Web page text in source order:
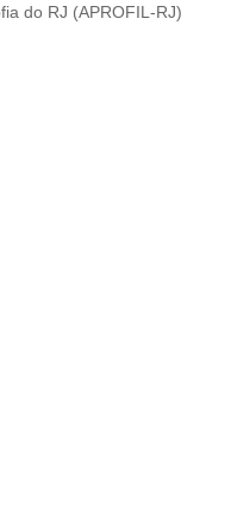
do RJ (APROFIL-RJ)